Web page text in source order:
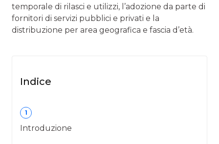
temporale di rilasci e utilizzi, l’adozione da parte di
fornitori di servizi pubblici e privati e la
distribuzione per area geografica e fascia d’età.
Indice
1
Introduzione